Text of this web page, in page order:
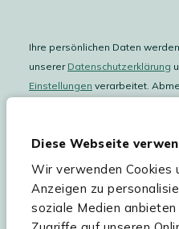
Diese Webseite
Wir verwenden Cookies
Anzeigen zu
soziale Medien anbieten
Ihre persönlichen Daten
unserer Datenschutzerklärung
Einstellungen verarbeitet.
Hilfe & Service
Sortiment